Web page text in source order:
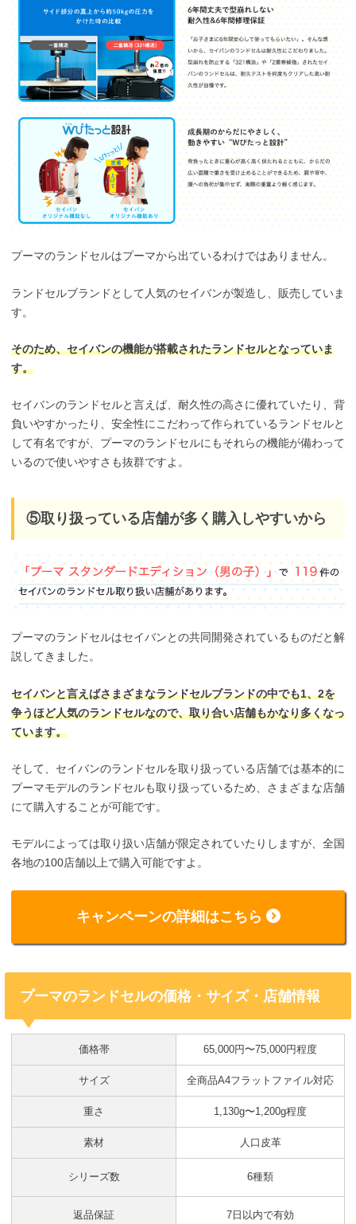
プーマのランドセルはプーマから出ているわけではありません。
ランドセルブランドとして人気のセイバンが製造し、販売していま
す。
そのため、セイバンの機能が搭載されたランドセルとなっていま
す。
セイバンのランドセルと言えば、耐久性の高さに優れていたり、背
負いやすかったり、安全性にこだわって作られているランドセルと
して有名ですが、プーマのランドセルにもそれらの機能が備わって
いるので使いやすさも抜群ですよ。
⑤取り扱っている店舗が多く購入しやすいから
プーマのランドセルはセイバンとの共同開発されているものだと解
説してきました。
セイバンと言えばさまざまなランドセルブランドの中でも1、2を
争うほど人気のランドセルなので、取り合い店舗もかなり多くなっ
ています。
そして、セイバンのランドセルを取り扱っている店舗では基本的に
プーマモデルのランドセルも取り扱っているため、さまざまな店舗
にて購入することが可能です。
モデルによっては取り扱い店舗が限定されていたりしますが、全国
各地の100店舗以上で購入可能ですよ。
キャンペーンの詳細はこちら
プーマのランドセルの価格・サイズ・店舗情報
価格帯 65,000円〜75,000円程度
サイズ 全商品A4フラットファイル対応
重さ 1,130g〜1,200g程度
素材 人口皮革
シリーズ数 6種類
返品保証 7日以内で有効